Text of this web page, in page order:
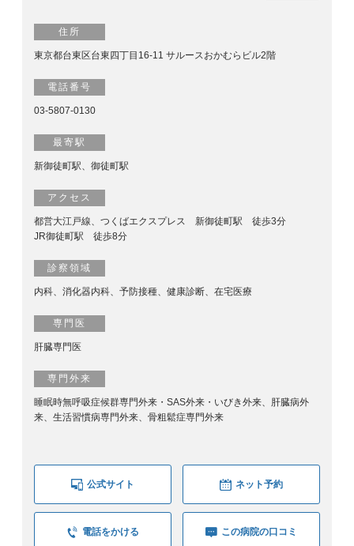
住所
東京都台東区台東四丁目16-11 サルースおかむらビル2階
電話番号
03-5807-0130
最寄駅
新御徒町駅、御徒町駅
アクセス
都営大江戸線、つくばエクスプレス 新御徒町駅 徒歩3分
JR御徒町駅 徒歩8分
診察領域
内科、消化器内科、予防接種、健康診断、在宅医療
専門医
肝臓専門医
専門外来
睡眠時無呼吸症候群専門外来・SAS外来・いびき外来、肝臓病外
来、生活習慣病専門外来、骨粗鬆症専門外来
公式サイト ネット予約
電話をかける この病院の口コミ